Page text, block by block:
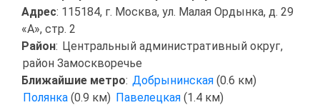
Адрес: 115184, г. Москва, ул. Малая Ордынка, д. 29
«А», стр. 2
Район: Центральный административный округ,
район Замоскворечье
Ближайшие метро: Добрынинская (0.6 км)
Полянка (0.9 км) Павелецкая (1.4 км)